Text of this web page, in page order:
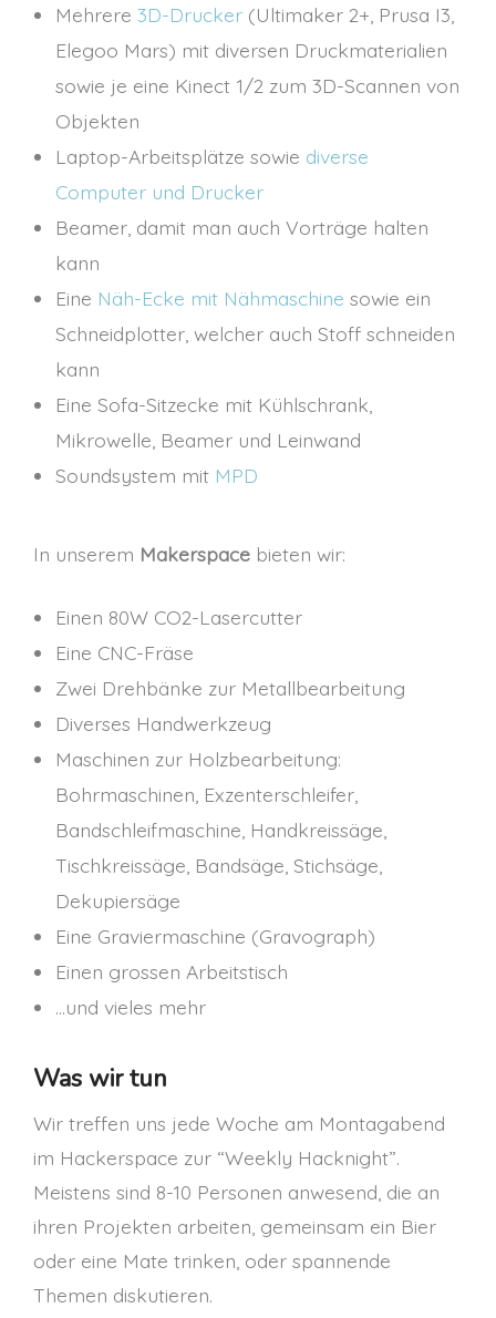
Mehrere 3D-Drucker (Ultimaker 2+, Prusa I3,
Elegoo Mars) mit diversen Druckmaterialien
sowie je eine Kinect 1/2 zum 3D-Scannen von
Objekten
Laptop-Arbeitsplätze sowie diverse
Computer und Drucker
Beamer, damit man auch Vorträge halten
kann
Eine Näh-Ecke mit Nähmaschine sowie ein
Schneidplotter, welcher auch Stoff schneiden
kann
Eine Sofa-Sitzecke mit Kühlschrank,
Mikrowelle, Beamer und Leinwand
Soundsystem mit MPD
In unserem Makerspace bieten wir:
Einen 80W CO2-Lasercutter
Eine CNC-Fräse
Zwei Drehbänke zur Metallbearbeitung
Diverses Handwerkzeug
Maschinen zur Holzbearbeitung:
Bohrmaschinen, Exzenterschleifer,
Bandschleifmaschine, Handkreissäge,
Tischkreissäge, Bandsäge, Stichsäge,
Dekupiersäge
Eine Graviermaschine (Gravograph)
Einen grossen Arbeitstisch
…und vieles mehr
Was wir tun
Wir treffen uns jede Woche am Montagabend
im Hackerspace zur “Weekly Hacknight”.
Meistens sind 8-10 Personen anwesend, die an
ihren Projekten arbeiten, gemeinsam ein Bier
oder eine Mate trinken, oder spannende
Themen diskutieren.